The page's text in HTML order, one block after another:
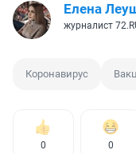
Елена
журналист
Коронавирус
0 0